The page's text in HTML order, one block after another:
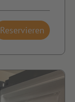
Reservieren